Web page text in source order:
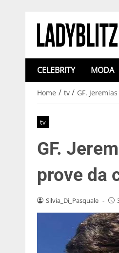
CELEBRITY MODA
Home / tv / GF.
tv
GF.
prove da
Silvia_Di_Pasquale -